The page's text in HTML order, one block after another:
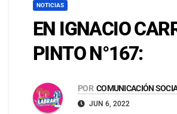
NOTICIAS
EN IGNACIO
PINTO N°167:
POR COMUNICACIÓN
JUN 6, 2022